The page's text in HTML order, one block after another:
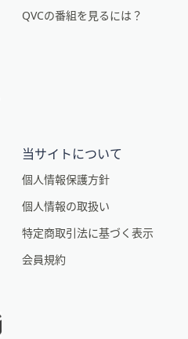
QVCの番組を見るには？
当サイトについて
個人情報保護方針
個人情報の取扱い
特定商取引法に基づく表示
会員規約